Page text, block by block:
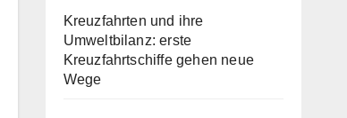
Kreuzfahrten und ihre
Umweltbilanz: erste
Kreuzfahrtschiffe gehen neue
Wege